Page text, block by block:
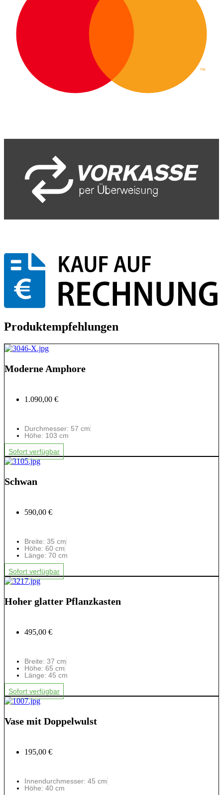
Produktempfehlungen
Moderne Amphore
1.090,00 €
Durchmesser: 57 cm
Höhe: 103 cm
Sofort verfügbar
Schwan
590,00 €
Breite: 35 cm
Höhe: 60 cm
Länge: 70 cm
Sofort verfügbar
Hoher glatter Pflanzkasten
495,00 €
Breite: 37 cm
Höhe: 65 cm
Länge: 45 cm
Sofort verfügbar
Vase mit Doppelwulst
195,00 €
Innendurchmesser: 45 cm
Höhe: 40 cm